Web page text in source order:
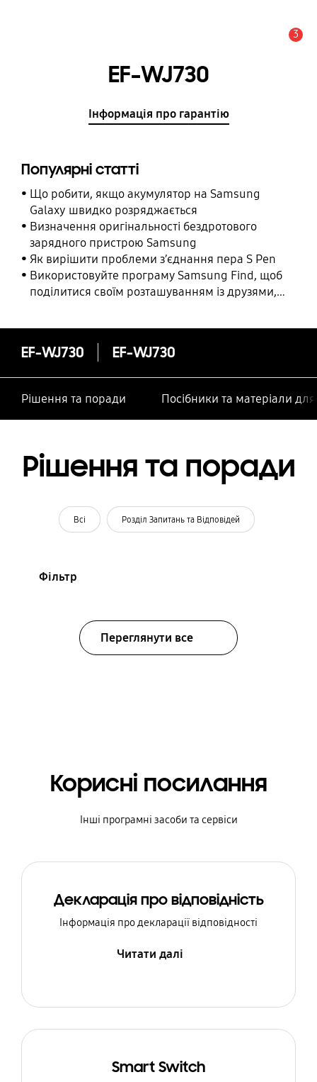
3
EF-WJ730
Інформація про гарантію
Популярні статті
Що робити, якщо акумулятор на Samsung
Galaxy швидко розряджається
Визначення оригінальності бездротового
зарядного пристрою Samsung
Як вирішити проблеми з’єднання пера S Pen
Використовуйте програму Samsung Find, щоб
поділитися своїм розташуванням із друзями,
EF-WJ730 EF-WJ730
Рішення та поради Посібники та матеріали
Рішення та поради
Всі Розділ Запитань та Відповідей
Фільтр
Переглянути все
Корисні посилання
Інші програмні засоби та сервіси
Декларація про відповідність
Інформація про декларації відповідності
Читати далі
Smart Switch